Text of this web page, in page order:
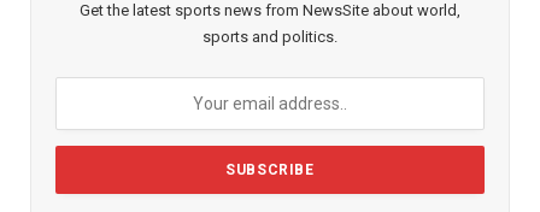
Get the latest sports news from NewsSite about world,
sports and politics.